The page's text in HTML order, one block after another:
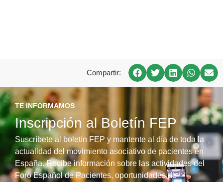
Compartir:
TE INFORMAMOS
Inscripción al Boletín FEP
Suscríbete al boletín FEP y mantente al día de toda la
actualidad del movimiento asociativo de pacientes en
España. Recibe información sobre las actividades del
Foro Español de Pacientes, oportunidades de